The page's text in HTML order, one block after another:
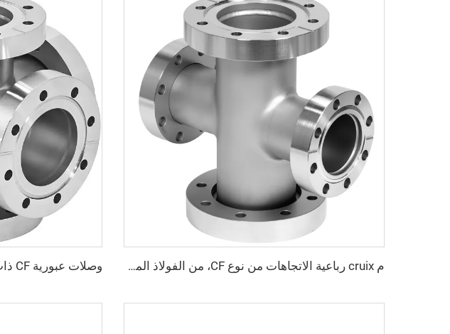
م cruix رباعية الاتجاهات من نوع CF، من الفولاذ المقاوم للصدأ، قابلة للدوران CF16-CF100، تجهيزات فراغ عالية قابلة للدوران/الثبات، من الفولاذ المقاوم للصدأ SS304 وSS316L، شفة بثقوب عابرة، 3/4"-4"، م cruciform عالية الجودة